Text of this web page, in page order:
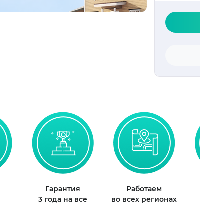
Гарантия
3 года на все
Работаем
во всех регионах